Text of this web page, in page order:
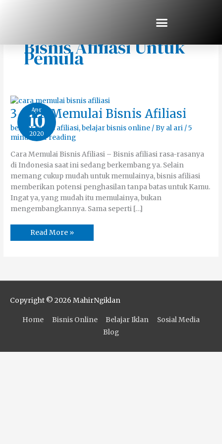
Bisnis Afiliasi Untuk
Pemula
Apr
10
2020
3 Cara Memulai Bisnis Afiliasi
belajar bisnis afiliasi,belajar bisnis online / By al ari /5
minutes of reading
Cara Memulai Bisnis Afiliasi – Bisnis afiliasi rasa-rasanya
di Indonesia saat ini sedang berkembang ya. Selain
memang cukup mudah untuk memulainya, bisnis afiliasi
memberikan potensi penghasilan tanpa batas untuk Kamu.
Ingat ya, yang mudah itu memulainya, bukan
mengembangkannya. Sama seperti […]
3
Cara
Memulai
Bisnis
Afiliasi
Read More »
Copyright © 2026 MahirNgiklan
Home Bisnis Online Belajar Iklan
Sosial Media
Blog